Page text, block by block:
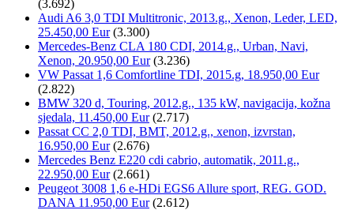
(3.692)
Audi A6 3,0 TDI Multitronic, 2013.g., Xenon, Leder, LED,
25.450,00 Eur (3.300)
Mercedes-Benz CLA 180 CDI, 2014.g., Urban, Navi,
Xenon, 20.950,00 Eur (3.236)
VW Passat 1,6 Comfortline TDI, 2015.g, 18.950,00 Eur
(2.822)
BMW 320 d, Touring, 2012.g., 135 kW, navigacija, kožna
sjedala, 11.450,00 Eur (2.717)
Passat CC 2,0 TDI, BMT, 2012.g., xenon, izvrstan,
16.950,00 Eur (2.676)
Mercedes Benz E220 cdi cabrio, automatik, 2011.g.,
22.950,00 Eur (2.661)
Peugeot 3008 1,6 e-HDi EGS6 Allure sport, REG. GOD.
DANA 11.950,00 Eur (2.612)